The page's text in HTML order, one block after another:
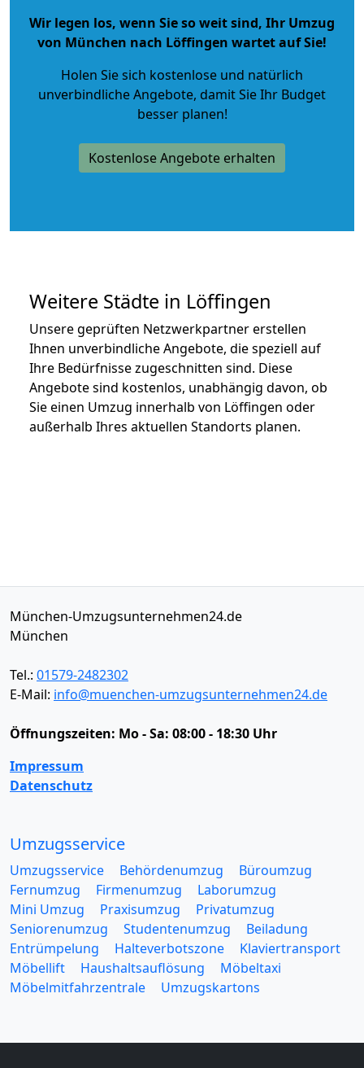
Wir legen los, wenn Sie so weit sind, Ihr Umzug
von München nach Löffingen wartet auf Sie!
Holen Sie sich kostenlose und natürlich
unverbindliche Angebote, damit Sie Ihr Budget
besser planen!
Kostenlose Angebote erhalten
Weitere Städte in Löffingen
Unsere geprüften Netzwerkpartner erstellen
Ihnen unverbindliche Angebote, die speziell auf
Ihre Bedürfnisse zugeschnitten sind. Diese
Angebote sind kostenlos, unabhängig davon, ob
Sie einen Umzug innerhalb von Löffingen oder
außerhalb Ihres aktuellen Standorts planen.
München-Umzugsunternehmen24.de
München
Tel.: 01579-2482302
E-Mail: info@muenchen-umzugsunternehmen24.de
Öffnungszeiten: Mo - Sa: 08:00 - 18:30 Uhr
Impressum
Datenschutz
Umzugsservice
Umzugsservice Behördenumzug
Büroumzug
Fernumzug
Firmenumzug
Laborumzug
Mini Umzug
Praxisumzug
Privatumzug
Seniorenumzug
Studentenumzug
Beiladung
Entrümpelung
Halteverbotszone
Klaviertransport
Möbellift
Haushaltsauflösung
Möbeltaxi
Möbelmitfahrzentrale
Umzugskartons